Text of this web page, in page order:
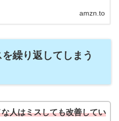
amzn.to
繰り返してしまう
人はミスしても改善してい